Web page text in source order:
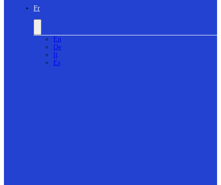
Fr
En
De
It
Es